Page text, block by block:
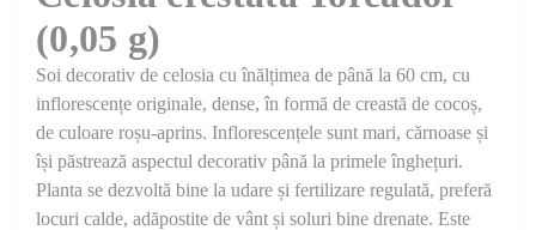
(0,05 g)
Soi decorativ de celosia cu înălțimea de până la 60 cm, cu
inflorescențe originale, dense, în formă de creastă de cocoș,
de culoare roșu-aprins. Inflorescențele sunt mari, cărnoase și
își păstrează aspectul decorativ până la primele înghețuri.
Planta se dezvoltă bine la udare și fertilizare regulată, preferă
locuri calde, adăpostite de vânt și soluri bine drenate. Este